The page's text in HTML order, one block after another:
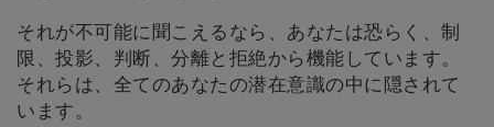
それが不可能に聞こえるなら、あなたは恐らく、制
限、投影、判断、分離と拒絶から機能しています。
それらは、全てのあなたの潜在意識の中に隠されて
います。